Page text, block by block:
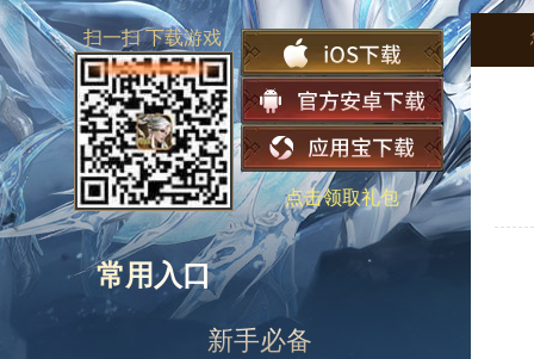
扫一扫 下载游戏
点击领取礼包
常用入口
新手必备